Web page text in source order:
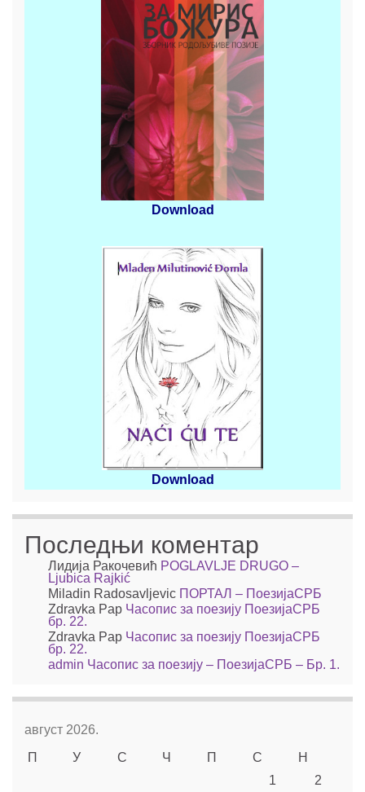
Download
Download
Последњи коментар
Лидија Ракочевић POGLAVLJE DRUGO –
Ljubica Rajkić
Miladin Radosavljevic ПОРТАЛ – ПоезијаСРБ
Zdravka Pap Часопис за поезију ПоезијаСРБ
бр. 22.
Zdravka Pap Часопис за поезију ПоезијаСРБ
бр. 22.
admin Часопис за поезију – ПоезијаСРБ – Бр. 1.
август 2026.
П
У С Ч П С
Н
1
2